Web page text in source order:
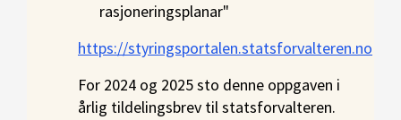
rasjoneringsplanar"
https://styringsportalen.statsforvalteren.no
For 2024 og 2025 sto denne oppgaven i
årlig tildelingsbrev til statsforvalteren.